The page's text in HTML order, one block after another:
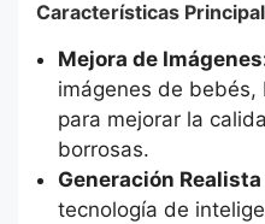
Características
Mejora de
imágenes de bebés,
para mejorar la
borrosas.
Generación Realista
tecnología de